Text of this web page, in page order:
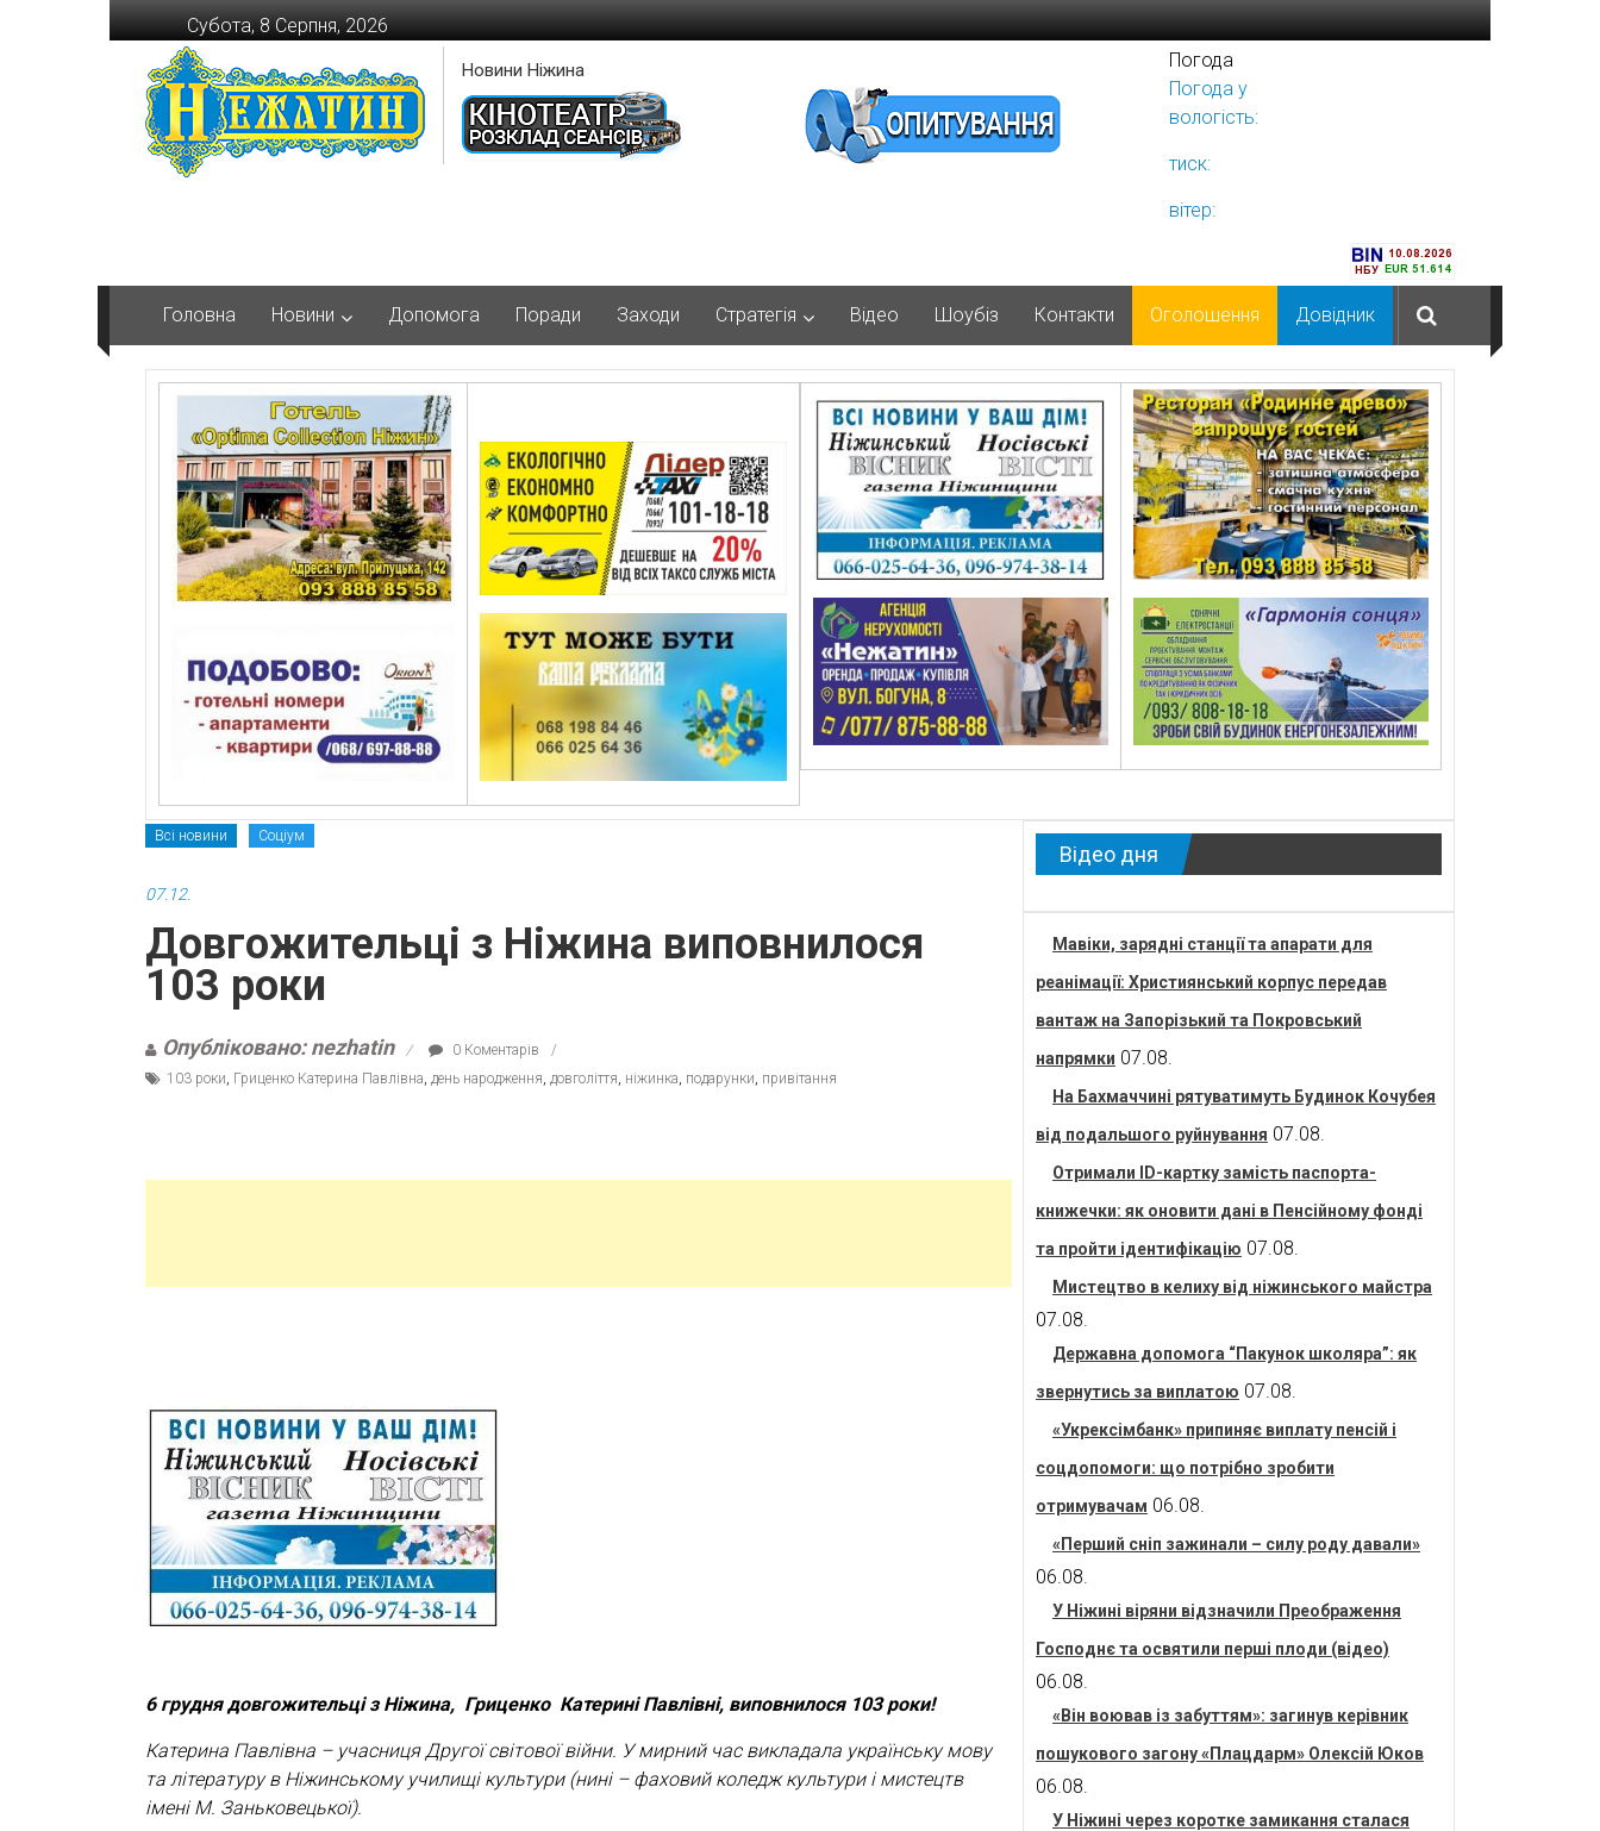
Перейти
до
вмісту
Субота, 8 Серпня, 2026
Новини Ніжина
Погода
Погода у
вологість:
тиск:
вітер:
Головна Новини Допомога Поради Заходи Стратегія Відео Шоубіз Контакти Оголошення Довідник
Всі новини Соціум
07.12.
Довгожительці з Ніжина виповнилося
103 роки
Опубліковано: nezhatin
0 Коментарів
103 роки Гриценко Катерина Павлівна день народження довголіття ніжинка подарунки привітання
6 грудня довгожительці з Ніжина, Гриценко Катерині Павлівні, виповнилося 103 роки!
Катерина Павлівна – учасниця Другої світової війни. У мирний час викладала українську мову
та літературу в Ніжинському училищі культури (нині – фаховий коледж культури і мистецтв
імені М. Заньковецької).
Відео дня
Мавіки, зарядні станції та апарати для
реанімації: Християнський корпус передав
вантаж на Запорізький та Покровський
напрямки 07.08.
На Бахмаччині рятуватимуть Будинок Кочубея
від подальшого руйнування 07.08.
Отримали ID-картку замість паспорта-
книжечки: як оновити дані в Пенсійному фонді
та пройти ідентифікацію 07.08.
Мистецтво в келиху від ніжинського майстра
07.08.
Державна допомога “Пакунок школяра”: як
звернутись за виплатою 07.08.
«Укрексімбанк» припиняє виплату пенсій і
соцдопомоги: що потрібно зробити
отримувачам 06.08.
«Перший сніп зажинали – силу роду давали»
06.08.
У Ніжині віряни відзначили Преображення
Господнє та освятили перші плоди (відео)
06.08.
«Він воював із забуттям»: загинув керівник
пошукового загону «Плацдарм» Олексій Юков
06.08.
У Ніжині через коротке замикання сталася